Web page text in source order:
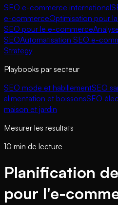
SEO e-commerce international
e-commerceOptimisation pour
SEO pour le e-commerce
SEOAutomatisation SEO e-
Strategy
Playbooks par secteur
SEO mode et habillementSEO
alimentation et boissonsSEO
maison et jardin
Mesurer les resultats
10 min de lecture
Planification
pour l'e-